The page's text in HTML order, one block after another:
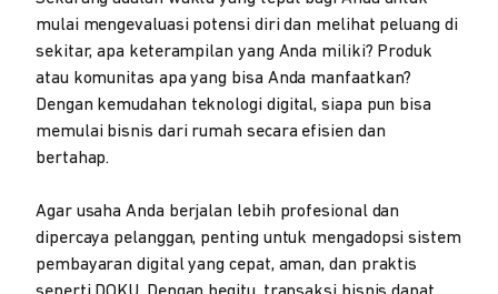
mulai mengevaluasi potensi diri dan melihat peluang di
sekitar, apa keterampilan yang Anda miliki? Produk
atau komunitas apa yang bisa Anda manfaatkan?
Dengan kemudahan teknologi digital, siapa pun bisa
memulai bisnis dari rumah secara efisien dan
bertahap.
Agar usaha Anda berjalan lebih profesional dan
dipercaya pelanggan, penting untuk mengadopsi sistem
pembayaran digital yang cepat, aman, dan praktis